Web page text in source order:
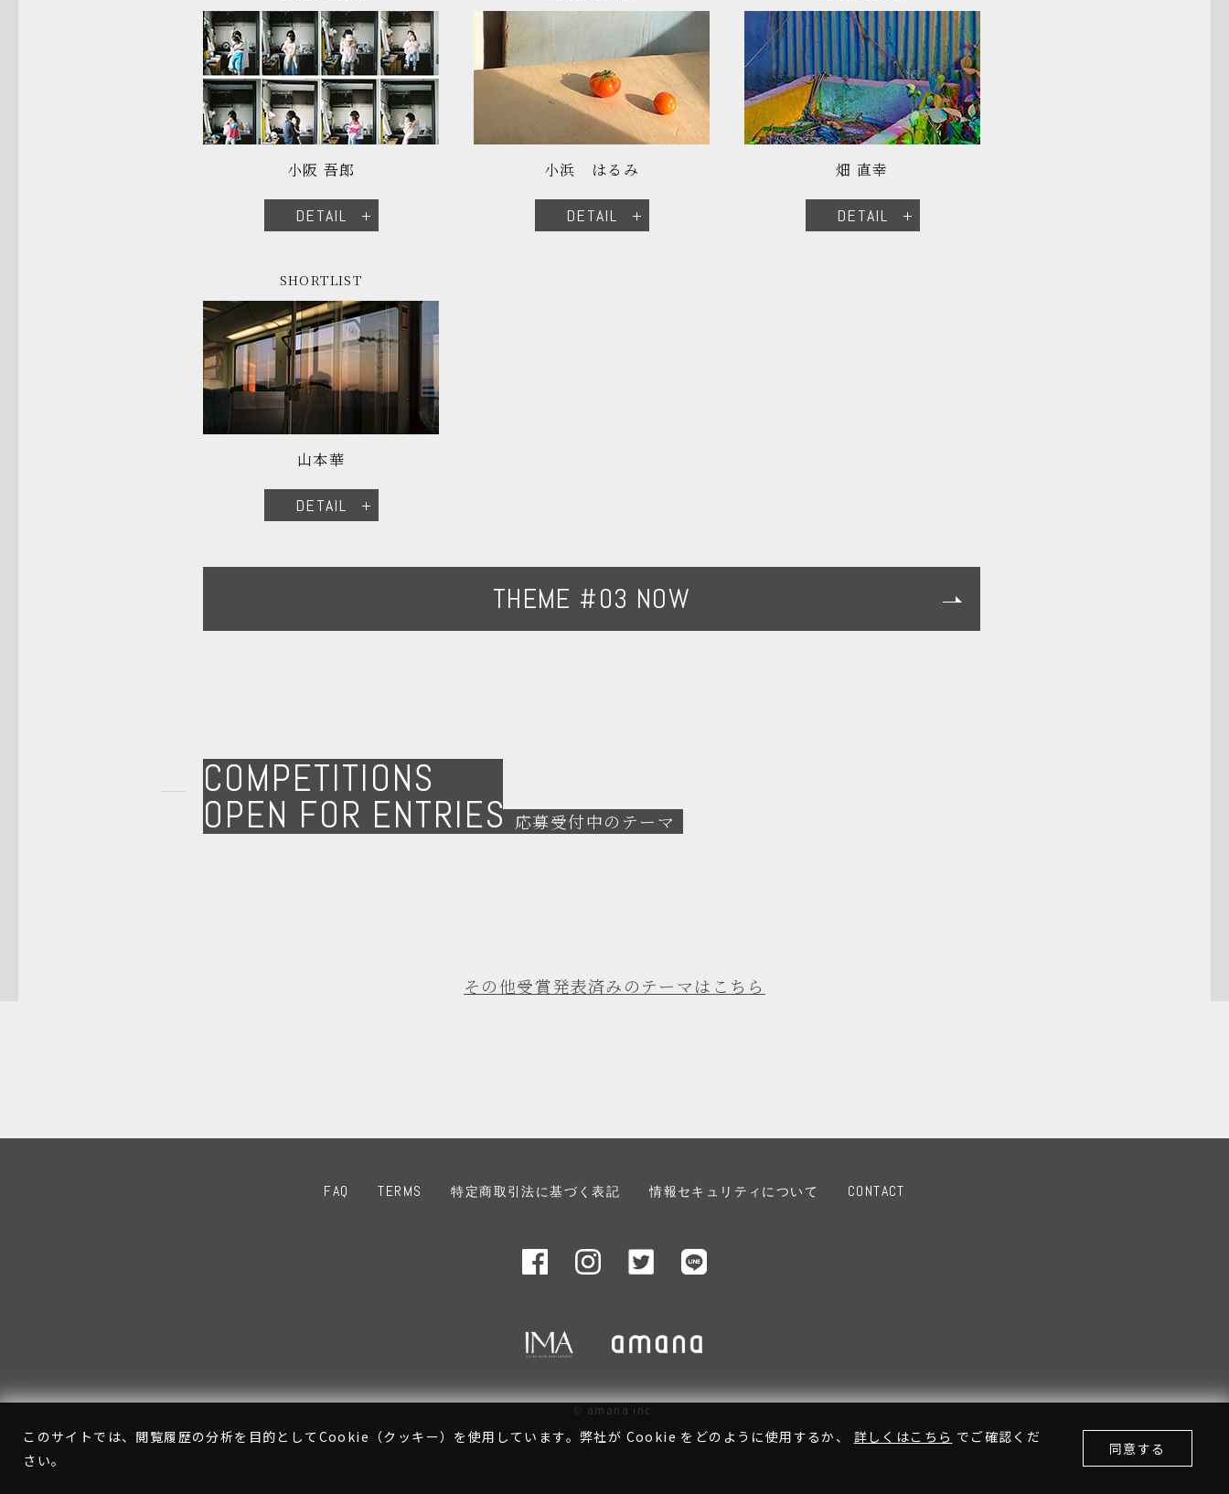
小阪 吾郎
DETAIL
小浜 はるみ
DETAIL
畑 直幸
DETAIL
SHORTLIST
山本華
DETAIL
THEME #03 NOW
COMPETITIONS
OPEN FOR ENTRIES 応募受付中のテーマ
その他受賞発表済みのテーマはこちら
このサイトでは、閲覧履歴の分析を目的としてCookie（クッキー）を使用しています。弊社が Cookie をどのように使用するか、 詳しくはこちら でご確認くだ
さい。
同意する
FAQ TERMS 特定商取引法に基づく表記 情報セキュリティについて CONTACT
© amana inc.